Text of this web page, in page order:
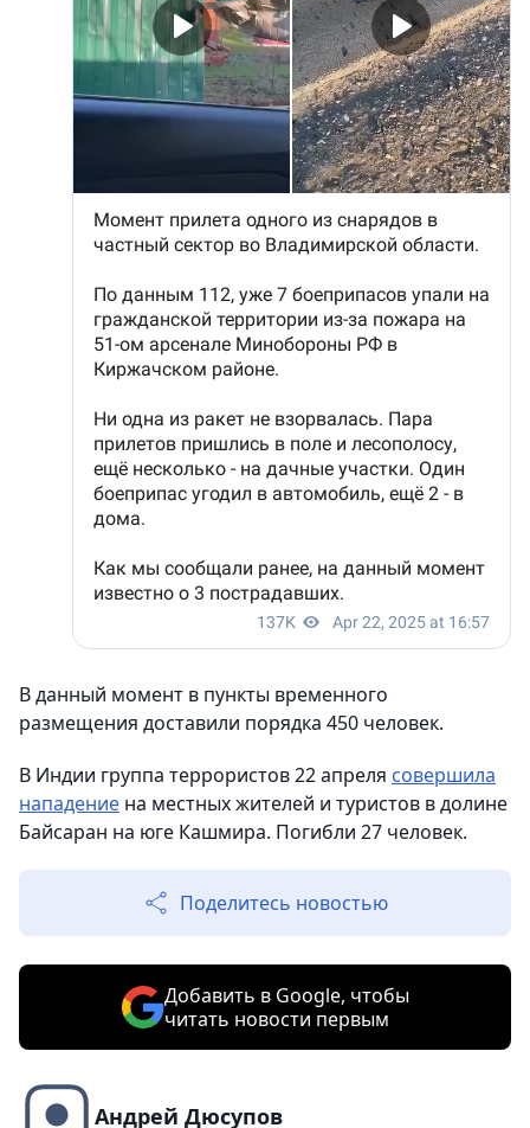
В данный момент в пункты временного
размещения доставили порядка 450 человек.
В Индии группа террористов 22 апреля совершила
нападение на местных жителей и туристов в долине
Байсаран на юге Кашмира. Погибли 27 человек.
Поделитесь новостью
Добавить в Google, чтобы
читать новости первым
Андрей Дюсупов